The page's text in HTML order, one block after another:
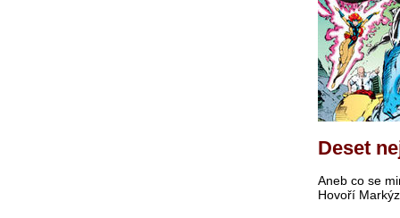
Deset
Aneb co se
Hovoří